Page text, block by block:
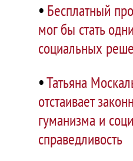
• Бесплатный
мог бы стать
социальных
•Татьяна
отстаивает
гуманизма и
справедливость